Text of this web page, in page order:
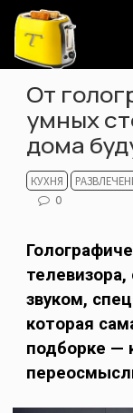
Skip
content
От
умных
дома
КУХНЯ
0
звуком,
которая
подборке —